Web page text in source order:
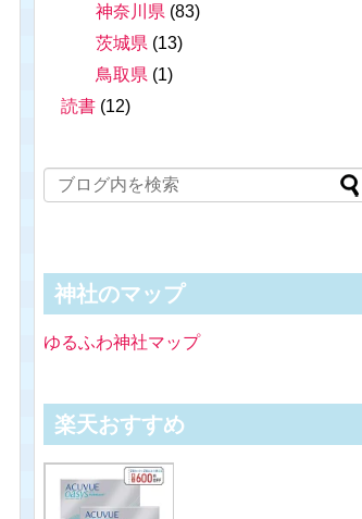
神奈川県 (83)
茨城県 (13)
鳥取県 (1)
読書 (12)
神社のマップ
ゆるふわ神社マップ
楽天おすすめ